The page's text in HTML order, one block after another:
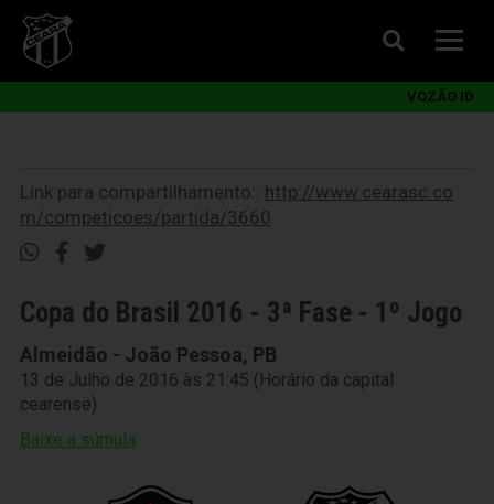
VOZÃO ID
Link para compartilhamento:: http://www.cearasc.co
m/competicoes/partida/3660
Copa do Brasil 2016 - 3ª Fase - 1º Jogo
Almeidão - João Pessoa, PB
13 de Julho de 2016 às 21:45 (Horário da capital
cearense)
Baixe a súmula